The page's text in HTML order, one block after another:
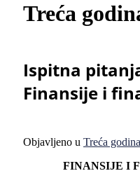
Treća
Ispitna
Finansije i
Objavljeno u Treća godina
FINANSIJE I